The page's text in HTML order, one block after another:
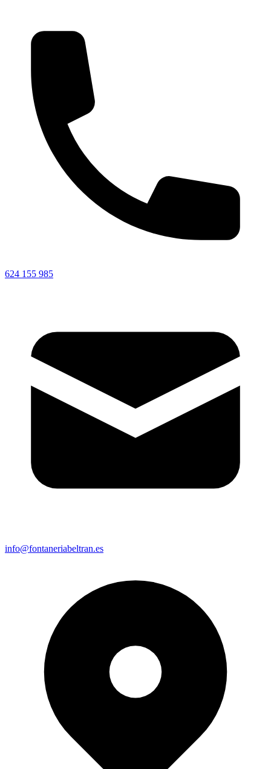
624 155 985
info@fontaneriabeltran.es